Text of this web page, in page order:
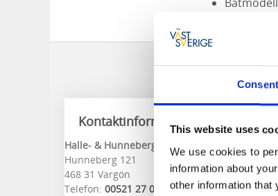
Consent
This website uses
We use cookies to
information about
other information that
Kontaktinformation
Halle- & Hunneberg Infocenter
Hunneberg 121
468 31 Vargön
Telefon: 00521 27 00 40